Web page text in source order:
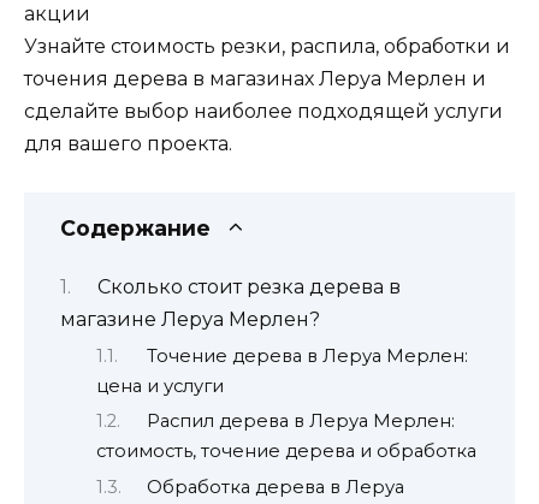
акции
Узнайте стоимость резки, распила, обработки и
точения дерева в магазинах Леруа Мерлен и
сделайте выбор наиболее подходящей услуги
для вашего проекта.
Содержание
Сколько стоит резка дерева в
магазине Леруа Мерлен?
Точение дерева в Леруа Мерлен:
цена и услуги
Распил дерева в Леруа Мерлен:
стоимость, точение дерева и обработка
Обработка дерева в Леруа